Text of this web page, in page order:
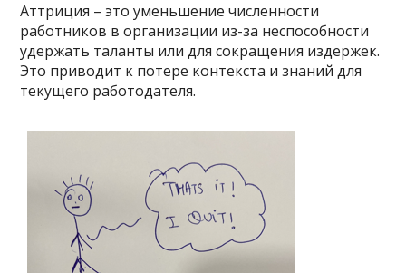
Аттриция – это уменьшение численности
работников в организации из-за неспособности
удержать таланты или для сокращения издержек.
Это приводит к потере контекста и знаний для
текущего работодателя.